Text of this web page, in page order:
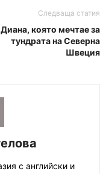
Следваща статия
Диана, която мечтае за
тундрата на Северна
Швеция
с английски и